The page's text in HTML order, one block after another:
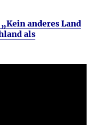
anderes Land
als